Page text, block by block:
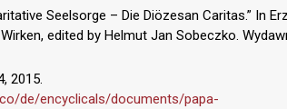
Seelsorge – Die Diözesan Caritas.” In
edited by Helmut Jan Sobeczko.
2015.
de/encyclicals/documents/papa-